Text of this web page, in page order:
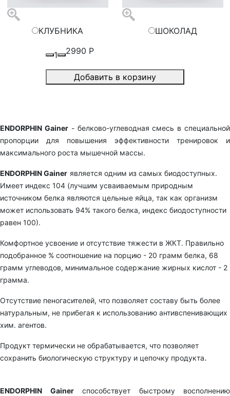
КЛУБНИКА ШОКОЛАД
1 2990 Р
Добавить в корзину
ENDORPHIN Gainer- белково-углеводная смесь в специальной
пропорции для повышения эффективности тренировок и
максимального роста мышечной массы.
ENDORPHIN Gainer является одним из самых биодоступных.
Имеет индекс 104 (лучшим усваиваемым природным
источником белка являются цельные яйца, так как организм
может использовать 94% такого белка, индекс биодоступности
равен 100).
Комфортное усвоение и отсутствие тяжести в ЖКТ. Правильно
подобранное % соотношение на порцию - 20 грамм белка, 68
грамм углеводов, минимальное содержание жирных кислот - 2
грамма.
Отсутствие пеногасителей, что позволяет составу быть более
натуральным, не прибегая к использованию антивспенивающих
хим. агентов.
Продукт термически не обрабатывается, что позволяет
сохранить биологическую структуру и цепочку продукта.
ENDORPHIN Gainerспособствует быстрому восполнению